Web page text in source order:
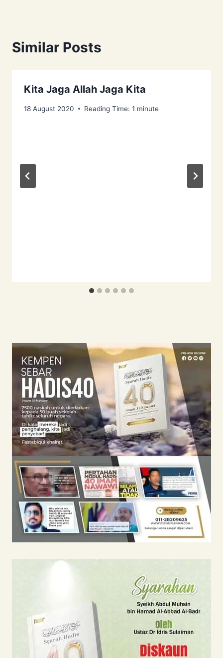
Similar Posts
Kita Jaga Allah Jaga Kita
18 August 2020 Reading Time: 1 minute